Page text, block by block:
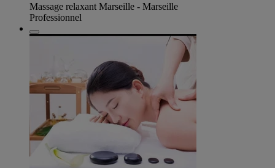
Massage relaxant Marseille - Marseille
Professionnel